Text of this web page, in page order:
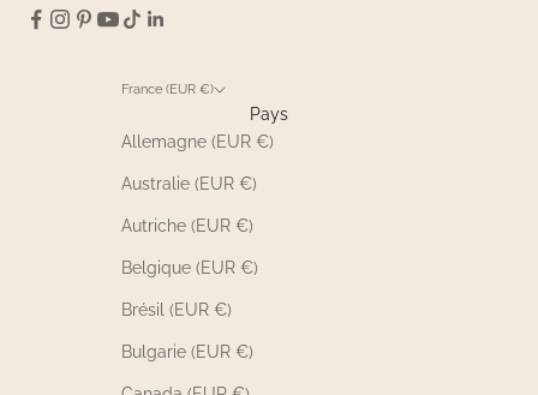
France (EUR €)
Pays
Allemagne (EUR €)
Australie (EUR €)
Autriche (EUR €)
Belgique (EUR €)
Brésil (EUR €)
Bulgarie (EUR €)